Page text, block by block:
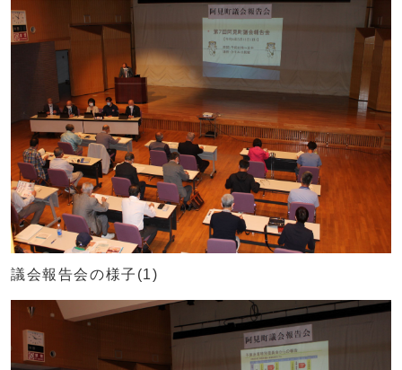
議会報告会の様子(1)